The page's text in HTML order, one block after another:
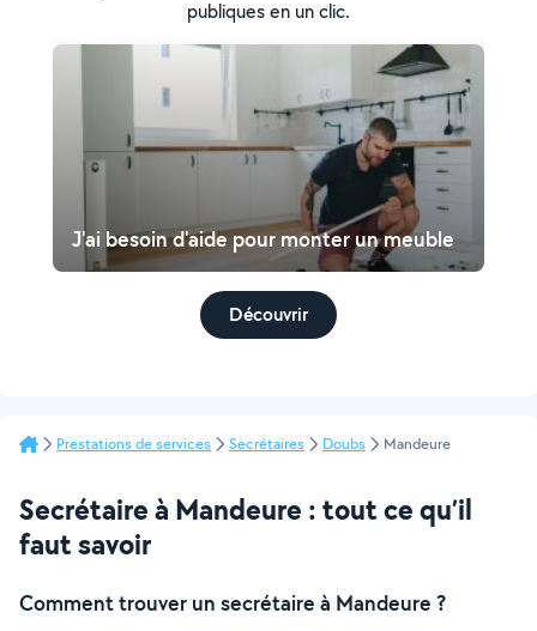
publiques en un clic.
J'ai besoin d'aide pour monter un meuble
Découvrir
Prestations de services Secrétaires Doubs Mandeure
Secrétaire à Mandeure : tout ce qu’il
faut savoir
Comment trouver un secrétaire à Mandeure ?